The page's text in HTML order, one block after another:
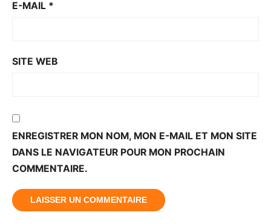
E-MAIL *
SITE WEB
ENREGISTRER MON NOM, MON E-MAIL ET MON SITE
DANS LE NAVIGATEUR POUR MON PROCHAIN
COMMENTAIRE.